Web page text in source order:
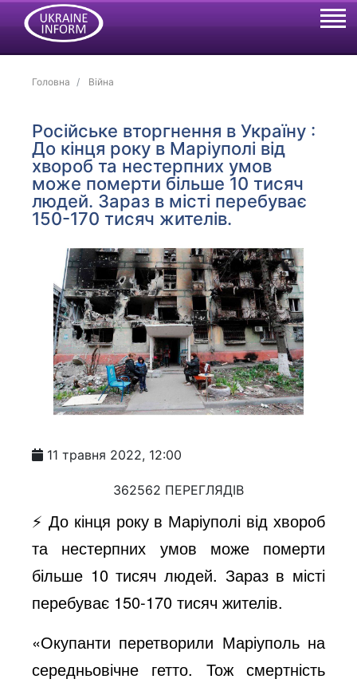
Головна Війна
Російське вторгнення в Україну :
До кінця року в Маріуполі від
хвороб та нестерпних умов
може померти більше 10 тисяч
людей. Зараз в місті перебуває
150-170 тисяч жителів.
11 травня 2022, 12:00
362562 ПЕРЕГЛЯДІВ
⚡️ До кінця року в Маріуполі від хвороб
та нестерпних умов може померти
більше 10 тисяч людей. Зараз в місті
перебуває 150-170 тисяч жителів.
«Окупанти перетворили Маріуполь на
середньовічне гетто. Тож смертність